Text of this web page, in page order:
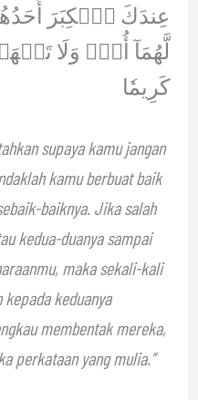
عِندَكَ ٱلۡكِبَرَ
لَّهُمَآ أُفّٖ وَلَا
كَرِيمٗا
supaya kamu jangan
kamu berbuat baik
baiknya. Jika salah
kedua-duanya sampai
maka sekali-kali
keduanya
membentak mereka,
perkataan yang mulia.”